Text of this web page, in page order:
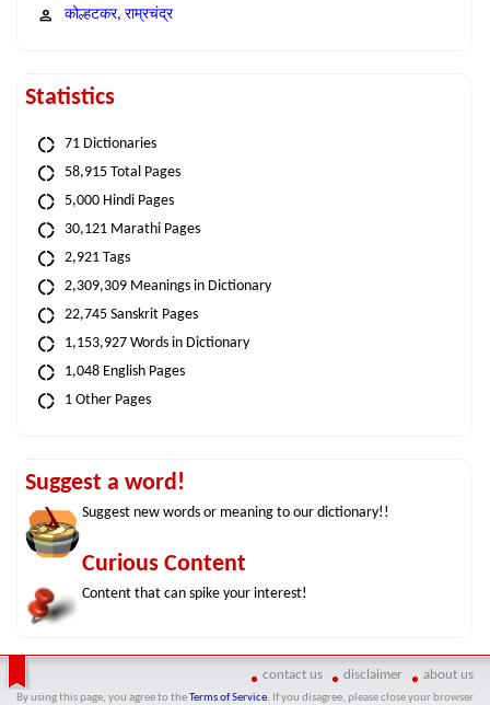
कोल्हटकर, राम्रचंद्र
Statistics
71 Dictionaries
58,915 Total Pages
5,000 Hindi Pages
30,121 Marathi Pages
2,921 Tags
2,309,309 Meanings in Dictionary
22,745 Sanskrit Pages
1,153,927 Words in Dictionary
1,048 English Pages
1 Other Pages
Suggest a word!
Suggest new words or meaning to our dictionary!!
Curious Content
Content that can spike your interest!
contact us disclaimer about us
By using this page, you agree to the Terms of Service. If you disagree, please close your browser